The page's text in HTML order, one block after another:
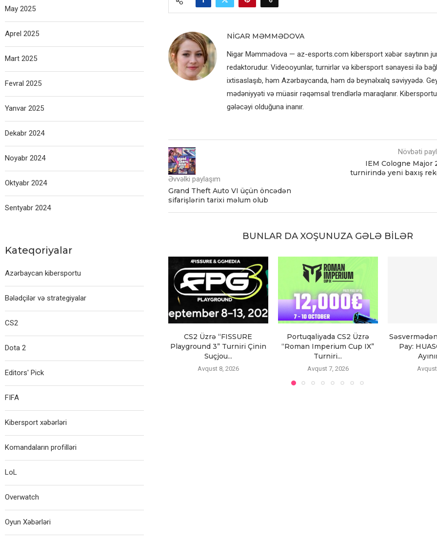
NIGAR MƏMMƏDOVA
Nigar Məmmədova — az-esports.com kibersport xəbər saytının
redaktorudur. Videooyunlar, turnirlər və kibersport sənayesi ilə
ixtisaslaşıb, həm Azərbaycanda, həm də beynəlxalq səviyyədə.
mədəniyyəti və müasir rəqəmsal trendlərlə maraqlanır.
gələcəyi olduğuna inanır.
Əvvəlki paylaşım
Grand Theft Auto VI üçün öncədən
sifarişlərin tarixi məlum olub
Növbəti
IEM Cologne Major
turnirində yeni baxış
BUNLAR DA XOŞUNUZA GƏLƏ BILƏR
CS2 Üzrə “FISSURE
Playground 3” Turniri Çinin
Suçjou...
Avqust 8, 2026
Portuqaliyada CS2 Üzrə
“Roman Imperium Cup IX”
Turniri...
Avqust 7, 2026
Pay:
May 2025
Aprel 2025
Mart 2025
Fevral 2025
Yanvar 2025
Dekabr 2024
Noyabr 2024
Oktyabr 2024
Sentyabr 2024
Kateqoriyalar
Azərbaycan kibersportu
Bələdçilər və strategiyalar
CS2
Dota 2
Editors' Pick
FIFA
Kibersport xəbərləri
Komandaların profilləri
LoL
Overwatch
Oyun Xəbərləri